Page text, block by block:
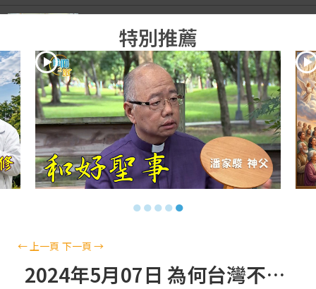
錢玲珠 老師
【信仰之旅】第十五集：「入門聖事」—錢
玲珠 老師
【信仰之旅】第十四集：「天主十誡(下)」
—金毓瑋 神父
【信仰之旅】第十三集：「天主十誡(上)」
—金毓瑋 神父
【信仰之旅】第十二集：「聖母、聖人」—
特別推薦
●●●●●
← 上一頁 下一頁→
2024年5月07日 為何台灣不再是中華文化復興基地？她將走向何方？